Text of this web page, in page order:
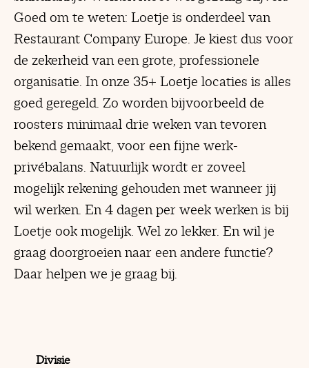
Goed om te weten: Loetje is onderdeel van
Restaurant Company Europe. Je kiest dus voor
de zekerheid van een grote, professionele
organisatie. In onze 35+ Loetje locaties is alles
goed geregeld. Zo worden bijvoorbeeld de
roosters minimaal drie weken van tevoren
bekend gemaakt, voor een fijne werk-
privébalans. Natuurlijk wordt er zoveel
mogelijk rekening gehouden met wanneer jij
wil werken. En 4 dagen per week werken is bij
Loetje ook mogelijk. Wel zo lekker. En wil je
graag doorgroeien naar een andere functie?
Daar helpen we je graag bij.
Divisie